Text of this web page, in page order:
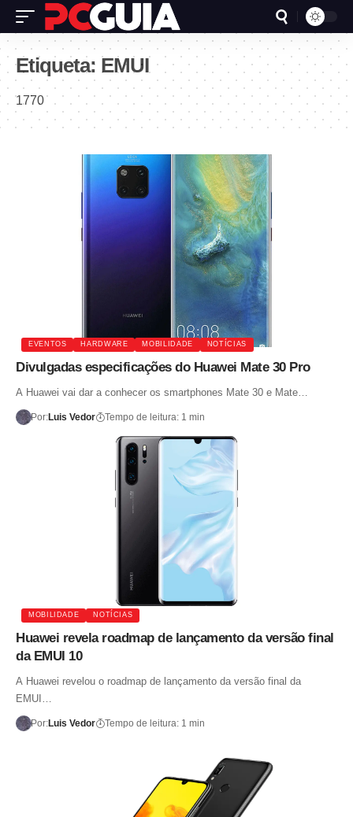
Etiqueta: EMUI
1770
EVENTOS HARDWARE MOBILIDADE NOTÍCIAS
Divulgadas especificações do Huawei Mate 30 Pro
A Huawei vai dar a conhecer os smartphones Mate 30 e Mate…
Por:Luis Vedor Tempo de leitura: 1 min
MOBILIDADE NOTÍCIAS
Huawei revela roadmap de lançamento da versão final
da EMUI 10
A Huawei revelou o roadmap de lançamento da versão final da
EMUI…
Por:Luis Vedor Tempo de leitura: 1 min